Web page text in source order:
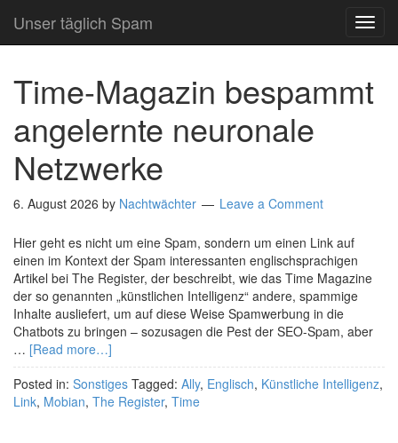
Unser täglich Spam
Time-Magazin bespammt
angelernte neuronale
Netzwerke
6. August 2026 by Nachtwächter Leave a Comment
Hier geht es nicht um eine Spam, sondern um einen Link auf
einen im Kontext der Spam interessanten englischsprachigen
Artikel bei The Register, der beschreibt, wie das Time Magazine
der so genannten „künstlichen Intelligenz“ andere, spammige
Inhalte ausliefert, um auf diese Weise Spamwerbung in die
Chatbots zu bringen – sozusagen die Pest der SEO-Spam, aber
… [Read more…]
Posted in: Sonstiges Tagged: Ally, Englisch, Künstliche Intelligenz,
Link, Mobian, The Register, Time